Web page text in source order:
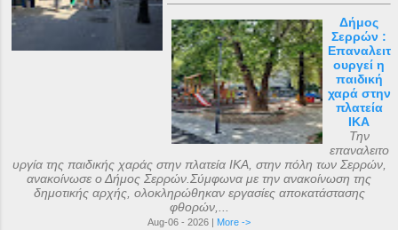
Δήμος
Σερρών :
Επαναλειτ
ουργεί η
παιδική
χαρά στην
πλατεία
ΙΚΑ
Την
επαναλειτο
υργία της παιδικής χαράς στην πλατεία ΙΚΑ, στην πόλη των Σερρών,
ανακοίνωσε ο Δήμος Σερρών.Σύμφωνα με την ανακοίνωση της
δημοτικής αρχής, ολοκληρώθηκαν εργασίες αποκατάστασης
φθορών,...
Aug-06 - 2026 | More ->